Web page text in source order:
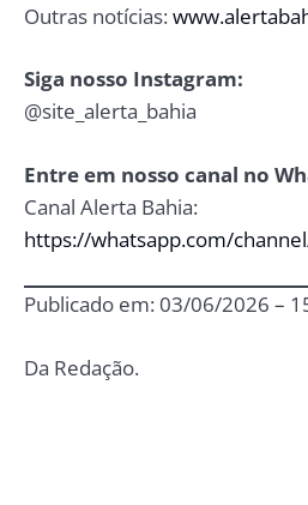
Outras notícias:
Siga nosso Instagram:
@site_alerta_bahia
Entre em nosso canal no
Canal Alerta Bahia:
https://whatsapp.com/
Publicado em: 03/06/2026 –
Da Redação.